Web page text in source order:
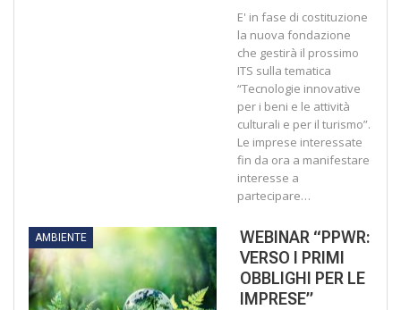
E' in fase di costituzione
la nuova fondazione
che gestirà il prossimo
ITS sulla tematica
“Tecnologie innovative
per i beni e le attività
culturali e per il turismo”.
Le imprese interessate
fin da ora a manifestare
interesse a
partecipare…
AMBIENTE
WEBINAR “PPWR:
VERSO I PRIMI
OBBLIGHI PER LE
IMPRESE”